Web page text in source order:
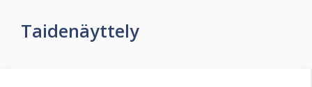
Taidenäyttely